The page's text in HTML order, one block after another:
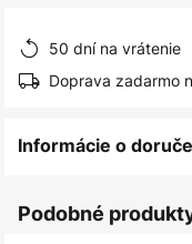
50 dní na vrátenie
Doprava zadarmo
Informácie o
Podobné